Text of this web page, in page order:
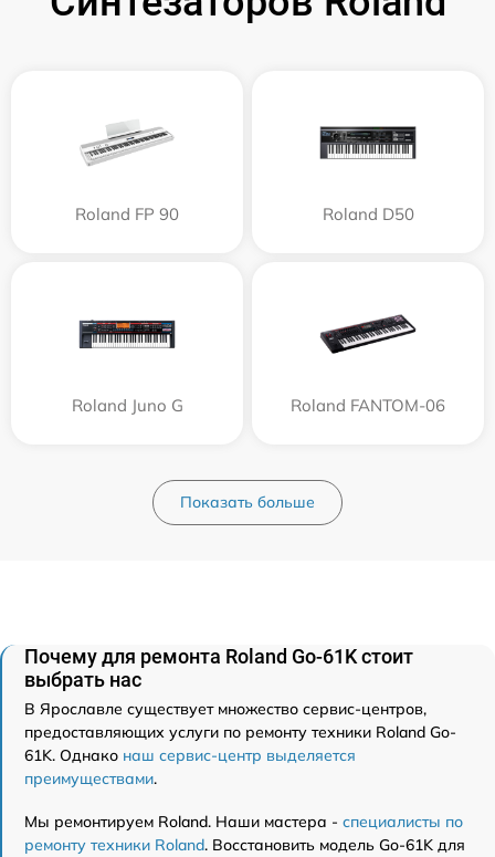
Roland FP 90 Roland D50
Roland Juno G Roland FANTOM-06
Показать больше
Почему для ремонта Roland Go-61K стоит
выбрать нас
В Ярославле существует множество сервис-центров,
предоставляющих услуги по ремонту техники Roland Go-
61K. Однако наш сервис-центр выделяется
преимуществами.
Мы ремонтируем Roland. Наши мастера - специалисты по
ремонту техники Roland. Восстановить модель Go-61K для